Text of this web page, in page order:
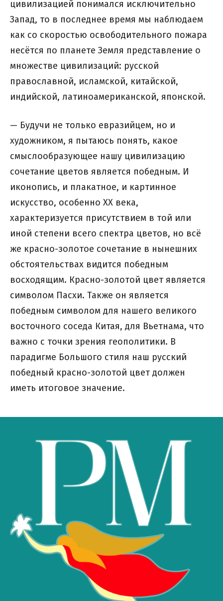
цивилизацией понимался исключительно
Запад, то в последнее время мы наблюдаем
как со скоростью освободительного пожара
несётся по планете Земля представление о
множестве цивилизаций: русской
православной, исламской, китайской,
индийской, латиноамериканской, японской.
— Будучи не только евразийцем, но и
художником, я пытаюсь понять, какое
смыслообразующее нашу цивилизацию
сочетание цветов является победным. И
иконопись, и плакатное, и картинное
искусство, особенно ХХ века,
характеризуется присутствием в той или
иной степени всего спектра цветов, но всё
же красно-золотое сочетание в нынешних
обстоятельствах видится победным
восходящим. Красно-золотой цвет является
символом Пасхи. Также он является
победным символом для нашего великого
восточного соседа Китая, для Вьетнама, что
важно с точки зрения геополитики. В
парадигме Большого стиля наш русский
победный красно-золотой цвет должен
иметь итоговое значение.